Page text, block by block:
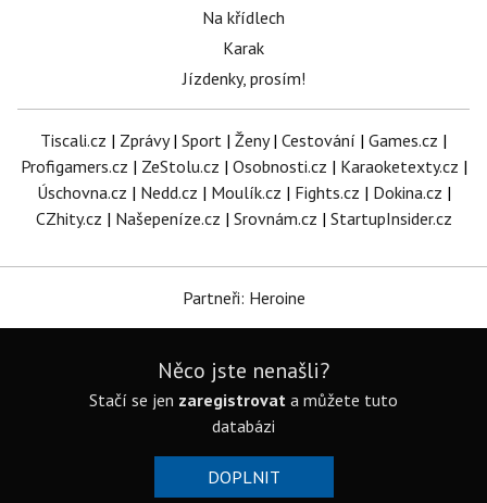
Na křídlech
Karak
Jízdenky, prosím!
Tiscali.cz | Zprávy| Sport | Ženy| Cestování | Games.cz |
Profigamers.cz | ZeStolu.cz | Osobnosti.cz | Karaoketexty.cz |
Úschovna.cz | Nedd.cz | Moulík.cz | Fights.cz | Dokina.cz |
CZhity.cz | Našepeníze.cz | Srovnám.cz | StartupInsider.cz
Partneři: Heroine
Něco jste nenašli?
Stačí se jen zaregistrovat a můžete tuto
databázi
DOPLNIT